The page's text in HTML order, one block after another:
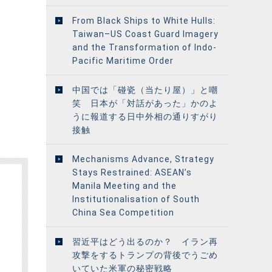
From Black Ships to White Hulls:
Taiwan–US Coast Guard Imagery
and the Transformation of Indo-
Pacific Maritime Order
中国では「碰瓷（当たり屋）」と嘲
笑 日本が「対話があった」かのよ
うに報道する日中外相の通りすがり
接触
Mechanisms Advance, Strategy
Stays Restrained: ASEAN’s
Manila Meeting and the
Institutionalisation of South
China Sea Competition
習近平はどう出るのか？ イラン再
攻撃をするトランプの背後でうごめ
いていた米軍の秘密戦略